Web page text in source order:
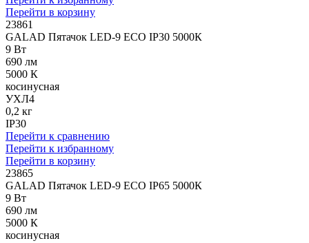
Перейти в корзину
23861
GALAD Пятачок LED-9 ECO IP30 5000К
9 Вт
690 лм
5000 К
косинусная
УХЛ4
0,2 кг
IP30
Перейти к сравнению
Перейти к избранному
Перейти в корзину
23865
GALAD Пятачок LED-9 ECO IP65 5000К
9 Вт
690 лм
5000 К
косинусная